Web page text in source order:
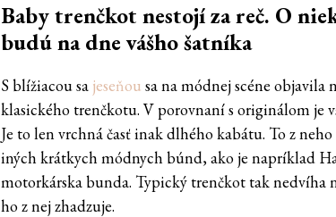
Baby trenčkot nestojí za reč. O
budú na dne vášho šatníka
S blížiacou sa jeseňou sa na módnej scéne objavila
klasického trenčkotu. V porovnaní s originálom je
Je to len vrchná časť inak dlhého kabátu. To z
iných krátkych módnych búnd, ako je napríklad
motorkárska bunda. Typický trenčkot tak nedvíha
ho z nej zhadzuje.